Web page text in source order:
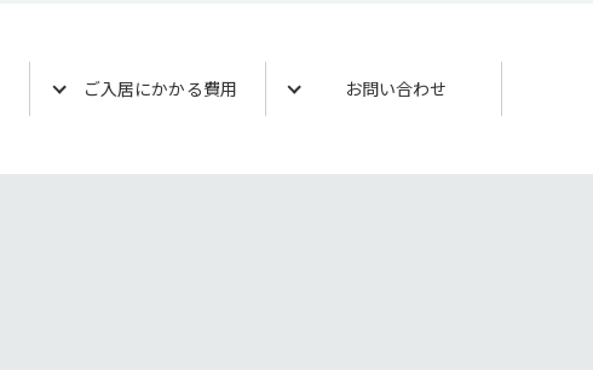
ご入居にかかる費用 お問い合わせ